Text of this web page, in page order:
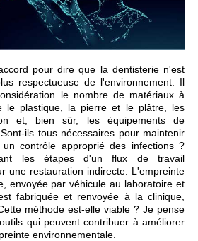
pour dire que la dentisterie n'est
respectueuse de l'environnement. Il
le nombre de matériaux à
le plastique, la pierre et le plâtre, les
et, bien sûr, les équipements de
ils tous nécessaires pour maintenir
contrôle approprié des infections ?
les étapes d'un flux de travail
une restauration indirecte. L'empreinte
envoyée par véhicule au laboratoire et
fabriquée et renvoyée à la clinique,
méthode est-elle viable ? Je pense
qui peuvent contribuer à améliorer
environnementale.